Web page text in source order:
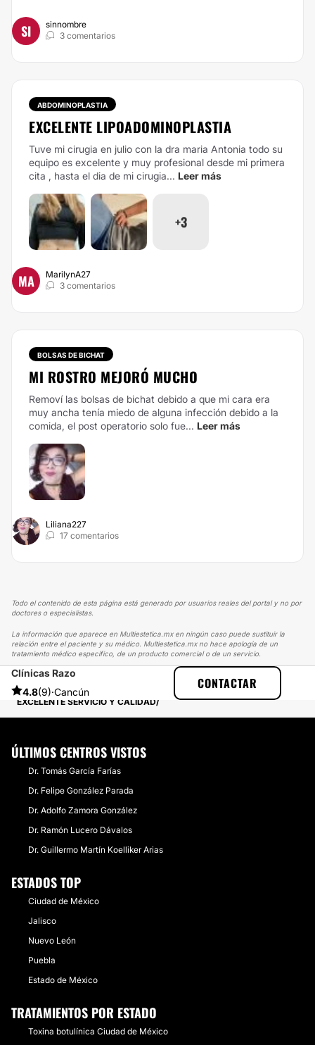
SI
sinnombre
3 comentarios
ABDOMINOPLASTIA
EXCELENTE LIPOADOMINOPLASTIA
Tuve mi cirugia en julio con la dra maria Antonia todo su
equipo es excelente y muy profesional desde mi primera
cita , hasta el dia de mi cirugia... Leer más
+3
MA
MarilynA27
3 comentarios
BOLSAS DE BICHAT
MI ROSTRO MEJORÓ MUCHO
Removí las bolsas de bichat debido a que mi cara era
muy ancha tenía miedo de alguna infección debido a la
comida, el post operatorio solo fue... Leer más
Liliana227
17 comentarios
Todo el contenido de esta página está generado por usuarios reales del portal y no por
doctores o especialistas.
La información que aparece en Multiestetica.mx en ningún caso puede sustituir la
relación entre el paciente y su médico. Multiestetica.mx no hace apología de un
tratamiento médico específico, de un producto comercial o de un servicio.
Clínicas Razo
4.8(9)·Cancún
CONTACTAR
MULTIESTETICA
EXPERIENCIAS SOBRE TOXINA BOTULÍNICA
EXCELENTE SERVICIO Y CALIDAD
ÚLTIMOS CENTROS VISTOS
Dr. Tomás García Farías
Dr. Felipe González Parada
Dr. Adolfo Zamora González
Dr. Ramón Lucero Dávalos
Dr. Guillermo Martín Koelliker Arias
ESTADOS TOP
Ciudad de México
Jalisco
Nuevo León
Puebla
Estado de México
TRATAMIENTOS POR ESTADO
Toxina botulínica Ciudad de México